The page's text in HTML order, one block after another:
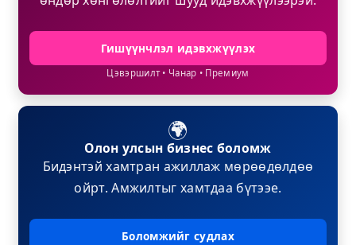
Гишүүнчлэл идэвхжүүлэх
Цэвэршилт • Чанар • Премиум
🌍
Олон улсын бизнес боломж
Бидэнтэй хамтран ажиллаж мөрөөдөлдөө
ойрт. Амжилтыг хамтдаа бүтээе.
Боломжийг судлах